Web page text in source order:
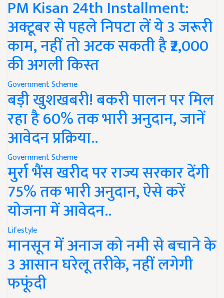
PM Kisan 24th Installment:
अक्टूबर से पहले निपटा लें ये 3 जरूरी
काम, नहीं तो अटक सकती है ₹2,000
की अगली किस्त
Government Scheme
बड़ी खुशखबरी! बकरी पालन पर मिल
रहा है 60% तक भारी अनुदान, जानें
आवेदन प्रक्रिया..
Government Scheme
मुर्रा भैंस खरीद पर राज्य सरकार देंगी
75% तक भारी अनुदान, ऐसे करें
योजना में आवेदन..
Lifestyle
मानसून में अनाज को नमी से बचाने के
3 आसान घरेलू तरीके, नहीं लगेगी
फफूंदी